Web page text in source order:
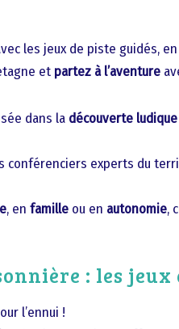
les jeux de piste guidés,
et partez à l’aventure
dans la découverte ludique
conférenciers experts du
, en famille ou en autonomie,
: les jeux
l’ennui !